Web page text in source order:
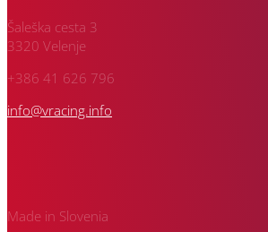
Šaleška cesta 3
3320 Velenje
+386 41 626 796
info@vracing.info
Made in Slovenia